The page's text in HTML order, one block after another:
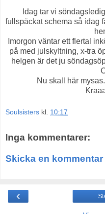
Idag tar vi
fullspäckat schema så idag
Imorgon väntar ett flertal
på med julskyltning, x-tra
helgen är det ju
Nu skall här
Soulsisters kl. 10:17
Inga kommentarer:
Skicka en kommentar
‹